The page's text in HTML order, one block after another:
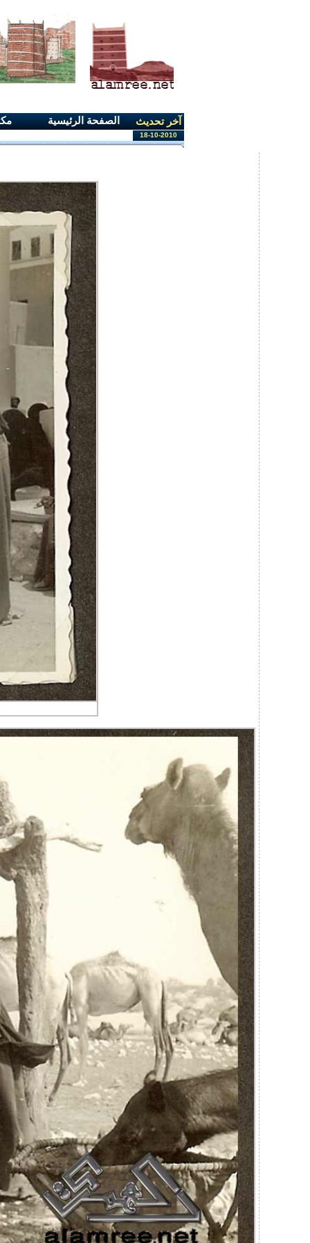
الصفحة الرئيسية آخر تحديث
18-10-2010